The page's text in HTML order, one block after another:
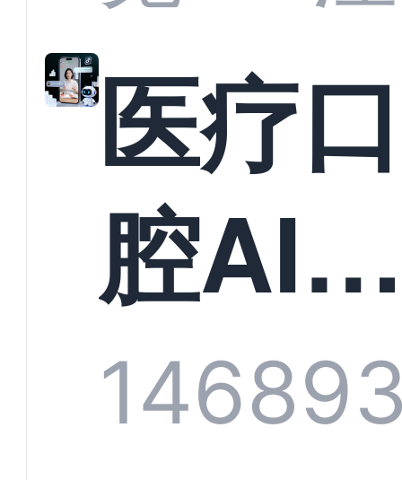
准？
教育机
构实现
规模化
医疗口
腔AI
服系统
1468